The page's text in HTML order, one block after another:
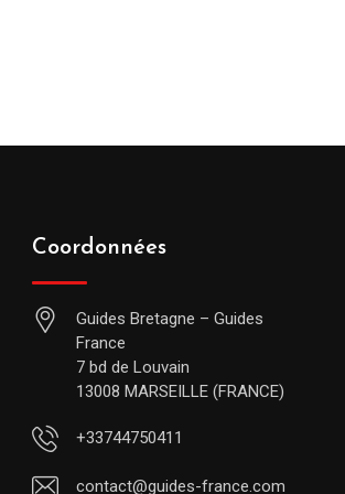
Coordonnées
Guides Bretagne – Guides
France
7 bd de Louvain
13008 MARSEILLE (FRANCE)
+33744750411
contact@guides-france.com